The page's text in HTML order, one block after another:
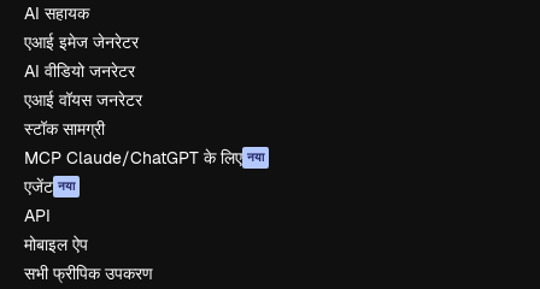
AI सहायक
एआई इमेज जेनरेटर
AI वीडियो जनरेटर
एआई वॉयस जनरेटर
स्टॉक सामग्री
MCP Claude/ChatGPT के लिए नया
एजेंट नया
API
मोबाइल ऐप
सभी फ्रीपिक उपकरण